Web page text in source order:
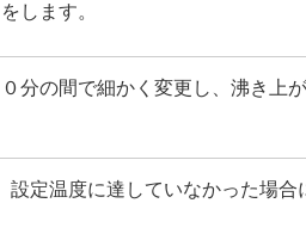
します。
分の間で細かく変更し、沸き上
定温度に達していなかった場合